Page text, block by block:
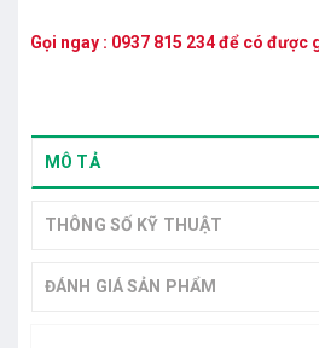
Gọi ngay : 0937 815 234để có được
MÔ TẢ
THÔNG SỐ KỸ THUẬT
ĐÁNH GIÁ SẢN PHẨM